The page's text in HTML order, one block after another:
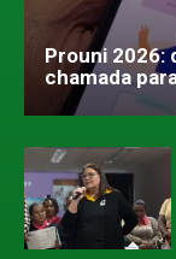
Prouni 2026:
chamada